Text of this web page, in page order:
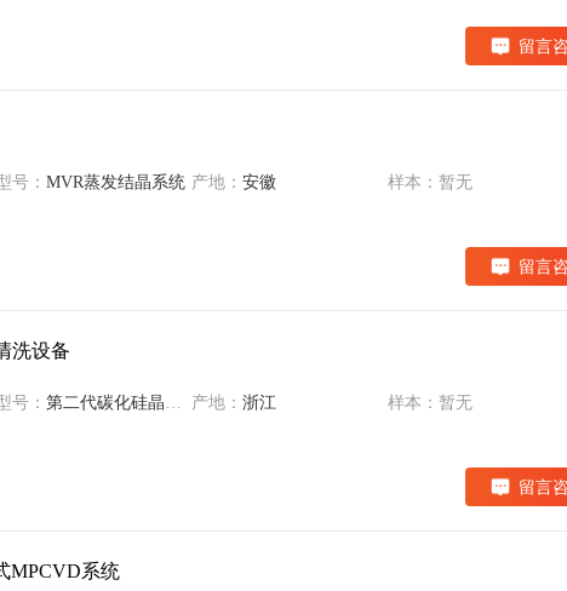
留言
号： MVR蒸发结晶系统 产地： 安徽 样本：暂无
留言
洗设备
号： 第二代碳化硅晶片腐蚀清洗设备 产地： 浙江 样本：暂无
留言
MPCVD系统